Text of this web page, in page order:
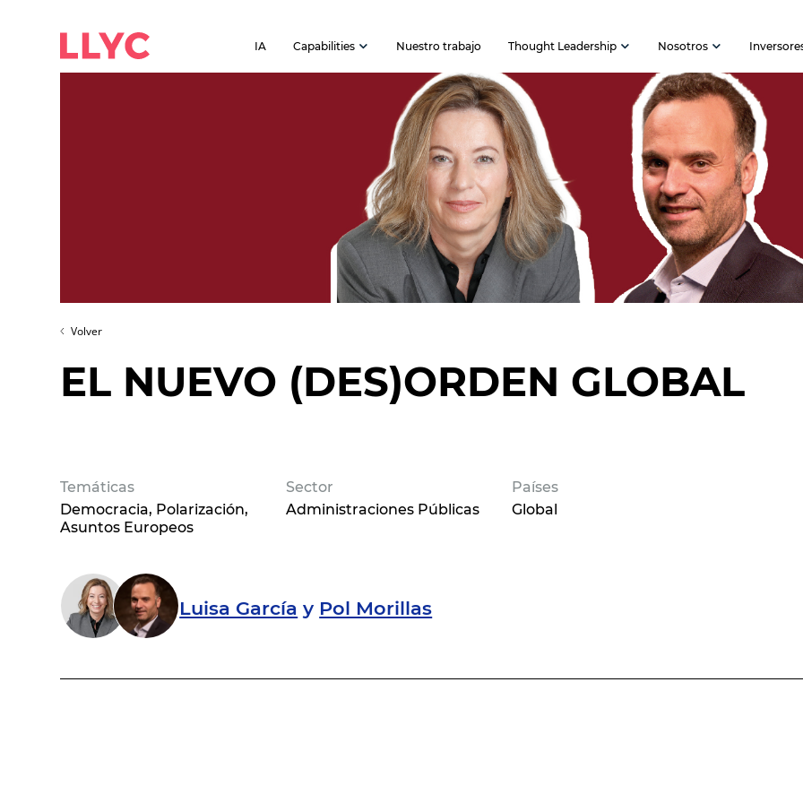
IA Capabilities Nuestro trabajo Thought Leadership Nosotros
Volver
EL NUEVO (DES)ORDEN GLOBAL
Temáticas
Democracia Polarización
Asuntos Europeos
Sector
Administraciones Públicas
Países
Global
Luisa García y Pol Morillas